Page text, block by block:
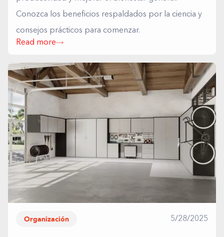
Conozca los beneficios respaldados por la ciencia y
consejos prácticos para comenzar.
Read more
Organización 5/28/2025